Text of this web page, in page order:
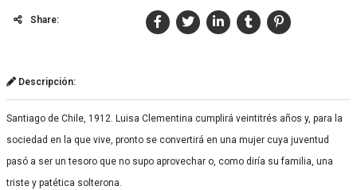
Share:
Descripción:
Santiago de Chile, 1912. Luisa Clementina cumplirá veintitrés años y, para la
sociedad en la que vive, pronto se convertirá en una mujer cuya juventud
pasó a ser un tesoro que no supo aprovechar o, como diría su familia, una
triste y patética solterona.